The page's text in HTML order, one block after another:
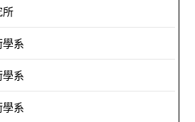
所
系
系
系